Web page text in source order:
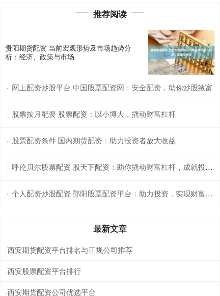
推荐阅读
贵阳期货配资 当前宏观形势及市场趋势分
析：经济、政策与市场
· 网上配资炒股平台 中国股票配资网：安全配资，助你炒股致富
· 股票按月配资 股票配资：以小博大，撬动财富杠杆
· 股票配资条件 国内期货配资：助力投资者放大收益
· 呼伦贝尔股票配资 股天下配资：助你撬动财富杠杆，成就投资梦想
· 个人配资炒股配资 邵阳股票配资平台：助力投资，实现财富梦想
最新文章
·西安期货配资平台排名与正规公司推荐
·西安股票配资平台排行
·西安期货配资公司优选平台